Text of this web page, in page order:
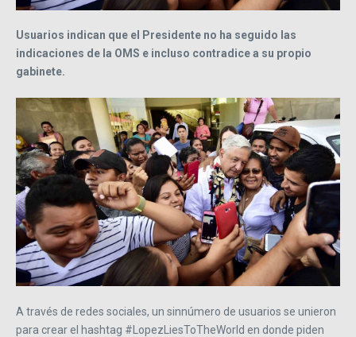
Usuarios indican que el Presidente no ha seguido las
indicaciones de la OMS e incluso contradice a su propio
gabinete.
A través de redes sociales, un sinnúmero de usuarios se unieron
para crear el hashtag #LopezLiesToTheWorld en donde piden